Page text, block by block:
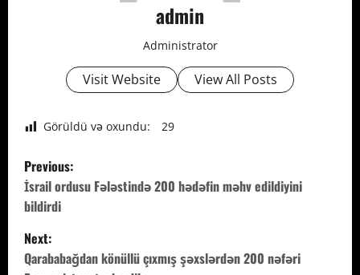
admin
Administrator
Visit Website View All Posts
Görüldü və oxundu: 29
P
o
s
t
Previous:
İsrail ordusu Fələstində 200 hədəfin məhv edildiyini
bildirdi
Next:
Qarababağdan könüllü çıxmış şəxslərdən 200 nəfəri